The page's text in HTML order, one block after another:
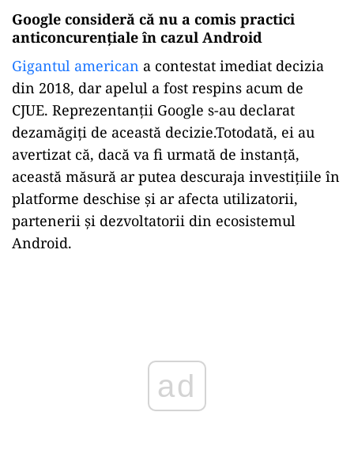
Google consideră că nu a comis practici
anticoncurențiale în cazul Android
Gigantul american a contestat imediat decizia
din 2018, dar apelul a fost respins acum de
CJUE. Reprezentanții Google s-au declarat
dezamăgiți de această decizie.Totodată, ei au
avertizat că, dacă va fi urmată de instanță,
această măsură ar putea descuraja investițiile în
platforme deschise și ar afecta utilizatorii,
partenerii și dezvoltatorii din ecosistemul
Android.